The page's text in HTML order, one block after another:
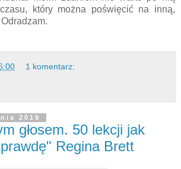
który można poświęcić na inną,
1 komentarz:
2019
głosem. 50 lekcji jak
Regina Brett